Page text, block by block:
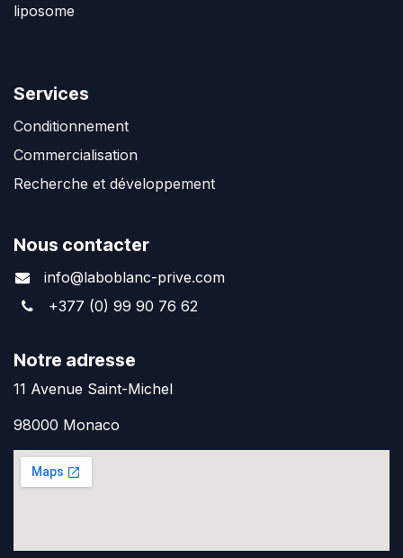
liposome
Services
Conditionnement
Commercialisation
Recherche et développement
Nous contacter
info@laboblanc-prive.com
+377 (0) 99 90 76 62
Notre adresse
11 Avenue Saint-Michel
98000 Monaco